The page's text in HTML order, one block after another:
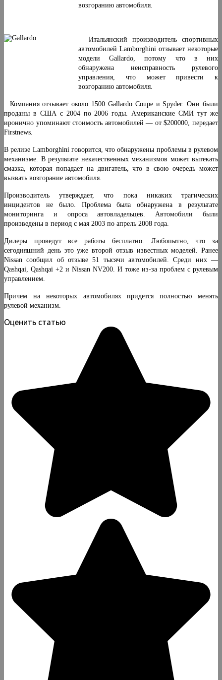
возгоранию автомобиля.
Итальянский производитель спортивных
автомобилей Lamborghini отзывает некоторые
модели Gallardo, потому что в них
обнаружена неисправность рулевого
управления, что может привести к
возгоранию автомобиля.
Компания отзывает около 1500 Gallardo Coupe и Spyder. Они были
проданы в США с 2004 по 2006 годы. Американские СМИ тут же
иронично упоминают стоимость автомобилей — от $200000, передает
Firstnews.
В релизе Lamborghini говорится, что обнаружены проблемы в рулевом
механизме. В результате некачественных механизмов может вытекать
смазка, которая попадает на двигатель, что в свою очередь может
вызвать возгорание автомобиля.
Производитель утверждает, что пока никаких трагических
инцидентов не было. Проблема была обнаружена в результате
мониторинга и опроса автовладельцев. Автомобили были
произведены в период с мая 2003 по апрель 2008 года.
Дилеры проведут все работы бесплатно. Любопытно, что за
сегодняшний день это уже второй отзыв известных моделей. Ранее
Nissan сообщил об отзыве 51 тысячи автомобилей. Среди них —
Qashqai, Qashqai +2 и Nissan NV200. И тоже из-за проблем с рулевым
управлением.
Причем на некоторых автомобилях придется полностью менять
рулевой механизм.
Оценить статью